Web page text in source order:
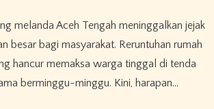
besar bagi masyarakat. Reruntuhan rumah
hancur memaksa warga tinggal di tenda
berminggu-minggu. Kini, harapan…